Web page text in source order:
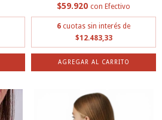
$59.920 con Efectivo
6 cuotas sin interés de
$12.483,33
AGREGAR AL CARRITO